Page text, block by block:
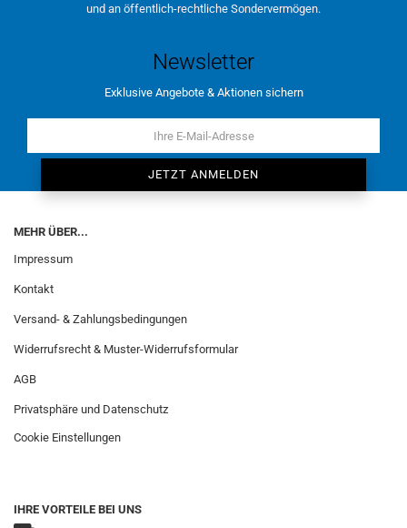
und an öffentlich-rechtliche Sondervermögen.
Newsletter
Exklusive Angebote & Aktionen sichern
MEHR ÜBER...
Impressum
Kontakt
Versand- & Zahlungsbedingungen
Widerrufsrecht & Muster-Widerrufsformular
AGB
Privatsphäre und Datenschutz
Cookie Einstellungen
IHRE VORTEILE BEI UNS